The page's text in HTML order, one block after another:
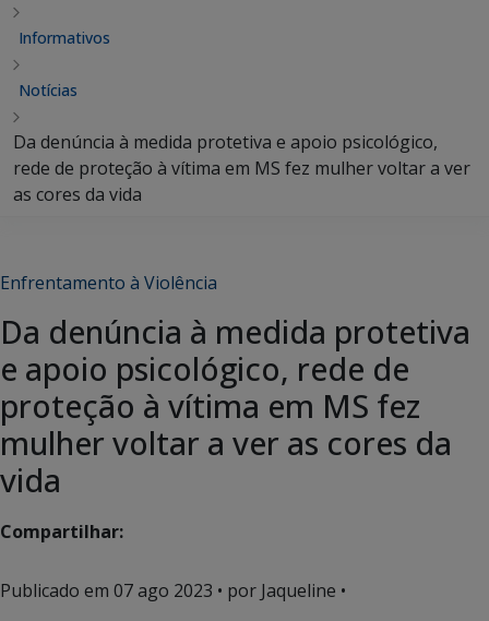
Informativos
Notícias
Da denúncia à medida protetiva e apoio psicológico,
rede de proteção à vítima em MS fez mulher voltar a ver
as cores da vida
Enfrentamento à Violência
Da denúncia à medida protetiva
e apoio psicológico, rede de
proteção à vítima em MS fez
mulher voltar a ver as cores da
vida
Compartilhar:
Publicado em 07 ago 2023 • por Jaqueline •